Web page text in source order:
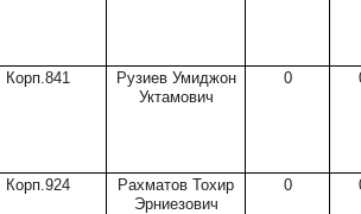
Корп.841
Рузиев Умиджон
Уктамович
0
Корп.924
Рахматов Тохир
Эрниезович
0